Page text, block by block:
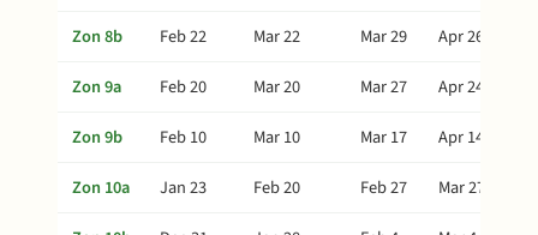
Zon 8b
Feb 22 Mar 22 Mar 29
Apr 26
Zon 9a
Feb 20 Mar 20 Mar 27
Apr 24
Zon 9b
Feb 10 Mar 10 Mar 17
Apr 14
Zon 10a
Jan 23 Feb 20 Feb 27
Mar 27